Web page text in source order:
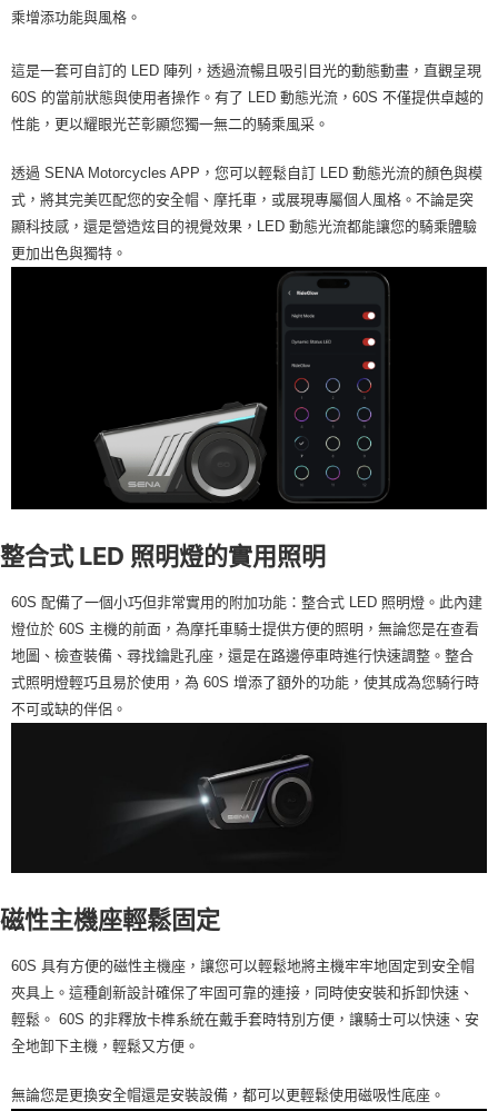
乘增添功能與風格。
這是一套可自訂的 LED 陣列，透過流暢且吸引目光的動態動畫，直觀呈現
60S 的當前狀態與使用者操作。有了 LED 動態光流，60S 不僅提供卓越的
性能，更以耀眼光芒彰顯您獨一無二的騎乘風采。
透過 SENA Motorcycles APP，您可以輕鬆自訂 LED 動態光流的顏色與模
式，將其完美匹配您的安全帽、摩托車，或展現專屬個人風格。不論是突
顯科技感，還是營造炫目的視覺效果，LED 動態光流都能讓您的騎乘體驗
更加出色與獨特。
整合式 LED 照明燈的實用照明
60S 配備了一個小巧但非常實用的附加功能：整合式 LED 照明燈。此內建
燈位於 60S 主機的前面，為摩托車騎士提供方便的照明，無論您是在查看
地圖、檢查裝備、尋找鑰匙孔座，還是在路邊停車時進行快速調整。整合
式照明燈輕巧且易於使用，為 60S 增添了額外的功能，使其成為您騎行時
不可或缺的伴侶。
磁性主機座輕鬆固定
60S 具有方便的磁性主機座，讓您可以輕鬆地將主機牢牢地固定到安全帽
夾具上。這種創新設計確保了牢固可靠的連接，同時使安裝和拆卸快速、
輕鬆。 60S 的非釋放卡榫系統在戴手套時特別方便，讓騎士可以快速、安
全地卸下主機，輕鬆又方便。
無論您是更換安全帽還是安裝設備，都可以更輕鬆使用磁吸性底座。